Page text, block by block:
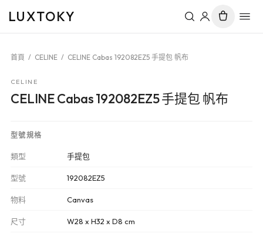
LUXTOKY
首頁 / CELINE / CELINE Cabas 192082EZ5 手提包 帆布
CELINE
CELINE Cabas 192082EZ5 手提包 帆布
型號規格
類型 手提包
型號 192082EZ5
物料 Canvas
尺寸 W28 x H32 x D8 cm